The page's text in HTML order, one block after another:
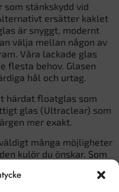
som stänkskydd vid
ersätter kaklet
är snyggt, modernt
välja mellan någon av
Våra lackade glas
flesta behov. Glasen
hål och urtag.
härdat floatglas som
glas (Ultraclear) som
mer exakt.
många möjligheter
kulör du önskar. Som
färger,